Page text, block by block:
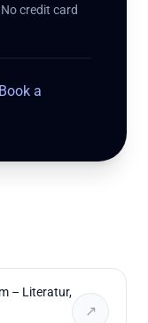
credit card
Book a
– Literatur,
↗